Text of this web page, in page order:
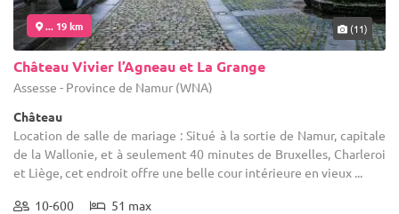
... 19 km (11)
Château Vivier l’Agneau et La Grange
Assesse - Province de Namur (WNA)
Château
Location de salle de mariage : Situé à la sortie de Namur, capitale
de la Wallonie, et à seulement 40 minutes de Bruxelles, Charleroi
et Liège, cet endroit offre une belle cour intérieure en vieux ...
10-600 51 max